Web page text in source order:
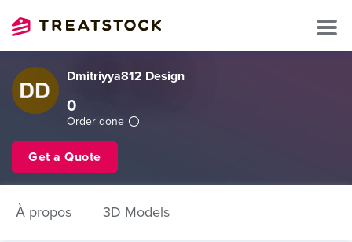
Dmitriyya812 Design
0
Order done
Get a Quote
À propos 3D Models